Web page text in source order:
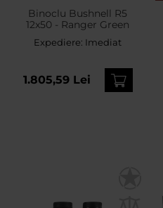
Binoclu Bushnell R5
12x50 - Ranger Green
Expediere: Imediat
1.805,59 Lei